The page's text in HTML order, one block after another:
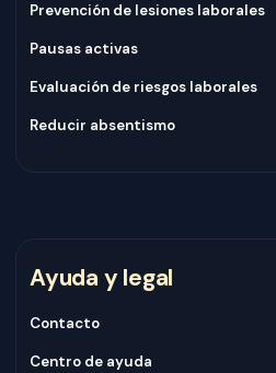
Prevención de lesiones laborales
Pausas activas
Evaluación de riesgos laborales
Reducir absentismo
Ayuda y legal
Contacto
Centro de ayuda